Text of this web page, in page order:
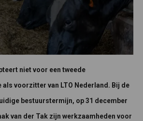
niet voor een tweede
voorzitter van LTO Nederland. Bij de
bestuurstermijn, op 31 december
van der Tak zijn werkzaamheden voor